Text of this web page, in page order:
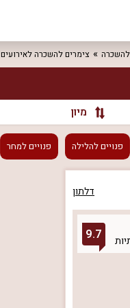
להשכרה צימרים להשכרה לאירועים
מיון
פנוייםלהלילה פנוייםלמחר
דלתון
9.7